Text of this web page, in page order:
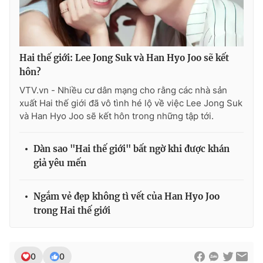
THỜI BÁO VTV
Theo dõi báo trên
Cơ quan chủ quản:Đài Truyền hình Việt Nam
Cơ quan báo chí:Thời báo VTV
cấp ngày 29/12/2023
Tổng Biên tập:Vũ Thanh Thủy
Tổng đài VTV:
024.38 355 931 - 024.38 355 932
Hai thế giới: Lee Jong Suk và Han Hyo Joo sẽ kết
hôn?
VTV.vn - Nhiều cư dân mạng cho rằng các nhà sản
xuất Hai thế giới đã vô tình hé lộ về việc Lee Jong Suk
và Han Hyo Joo sẽ kết hôn trong những tập tới.
Dàn sao "Hai thế giới" bất ngờ khi được khán
giả yêu mến
Ngắm vẻ đẹp không tì vết của Han Hyo Joo
trong Hai thế giới
0 0